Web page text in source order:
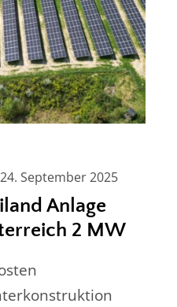
September 2025
Anlage
2 MW